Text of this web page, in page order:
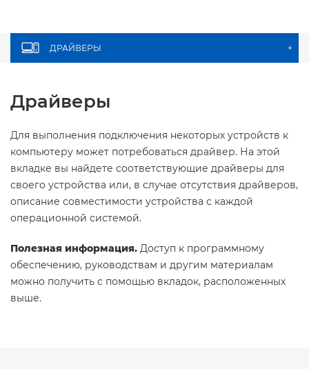
ДРАЙВЕРЫ +
Драйверы
Для выполнения подключения некоторых устройств к
компьютеру может потребоваться драйвер. На этой
вкладке вы найдете соответствующие драйверы для
своего устройства или, в случае отсутствия драйверов,
описание совместимости устройства с каждой
операционной системой.
Полезная информация. Доступ к программному
обеспечению, руководствам и другим материалам
можно получить с помощью вкладок, расположенных
выше.